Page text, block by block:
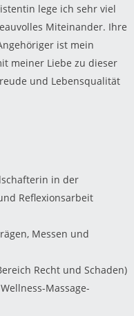
lege ich sehr viel
Miteinander. Ihre
ist mein
meiner Liebe zu dieser
und Lebensqualität
in der
Reflexionsarbeit
Messen und
Recht und Schaden)
Massage-